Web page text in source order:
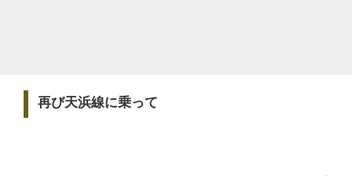
再び天浜線に乗って